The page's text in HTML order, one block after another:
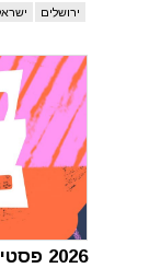
ירושלים
2026 פסטיבל הג'אז הבינלאומי ירושלים